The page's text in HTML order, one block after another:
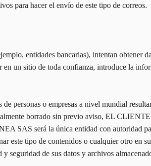
para hacer el envío de este tipo de correos.
entidades bancarias), intentan obtener
en un sitio de toda confianza, introduce la
personas o empresas a nivel mundial
borrado sin previo aviso, EL CLIENTE
SAS será la única entidad con autoridad
este tipo de contenidos o cualquier otro en
seguridad de sus datos y archivos